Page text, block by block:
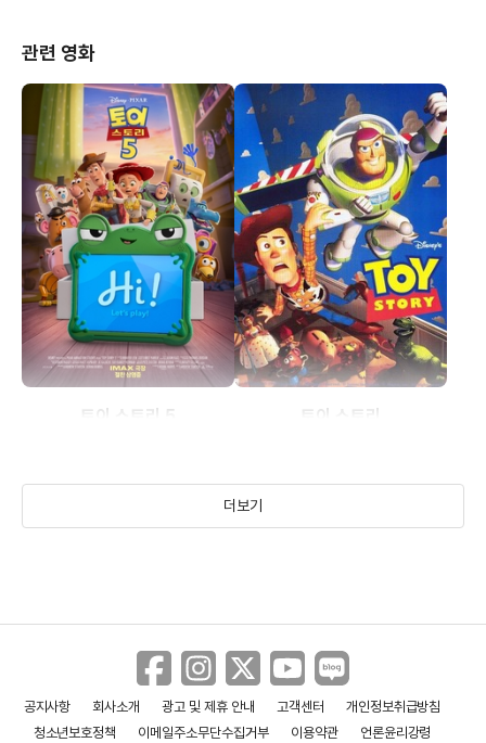
관련 영화
토이 스토리 5 토이 스토리
더보기
공지사항 회사소개 광고 및 제휴 안내 고객센터
개인정보취급방침
청소년보호정책
이메일주소무단수집거부 이용약관 언론윤리강령